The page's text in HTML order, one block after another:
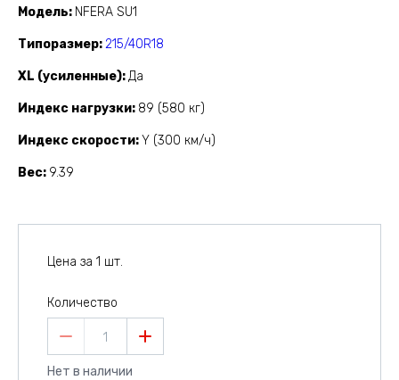
Модель NFERA SU1
Типоразмер 215/40R18
XL (усиленные) Да
Индекс нагрузки 89 (580 кг)
Индекс скорости Y (300 км/ч)
Вес 9.39
Цена за 1 шт.
Количество
1
Нет в наличии